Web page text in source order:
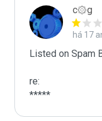
c۞g
há 17
Listed on Spam
re:
*****